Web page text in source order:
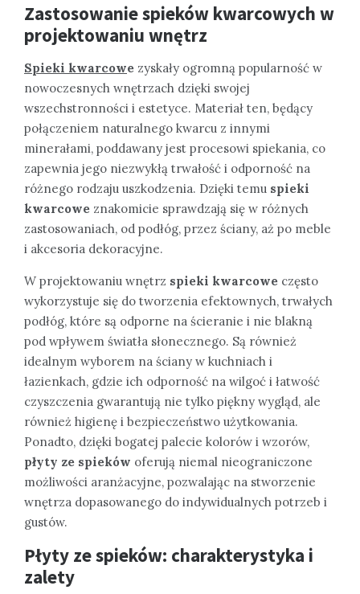
Zastosowanie spieków kwarcowych w
projektowaniu wnętrz
Spieki kwarcowe zyskały ogromną popularność w
nowoczesnych wnętrzach dzięki swojej
wszechstronności i estetyce. Materiał ten, będący
połączeniem naturalnego kwarcu z innymi
minerałami, poddawany jest procesowi spiekania, co
zapewnia jego niezwykłą trwałość i odporność na
różnego rodzaju uszkodzenia. Dzięki temu spieki
kwarcowe znakomicie sprawdzają się w różnych
zastosowaniach, od podłóg, przez ściany, aż po meble
i akcesoria dekoracyjne.
W projektowaniu wnętrz spieki kwarcowe często
wykorzystuje się do tworzenia efektownych, trwałych
podłóg, które są odporne na ścieranie i nie blakną
pod wpływem światła słonecznego. Są również
idealnym wyborem na ściany w kuchniach i
łazienkach, gdzie ich odporność na wilgoć i łatwość
czyszczenia gwarantują nie tylko piękny wygląd, ale
również higienę i bezpieczeństwo użytkowania.
Ponadto, dzięki bogatej palecie kolorów i wzorów,
płyty ze spieków oferują niemal nieograniczone
możliwości aranżacyjne, pozwalając na stworzenie
wnętrza dopasowanego do indywidualnych potrzeb i
gustów.
Płyty ze spieków: charakterystyka i
zalety